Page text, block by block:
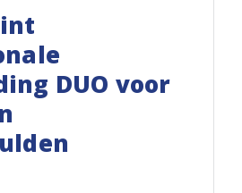
DUO voor